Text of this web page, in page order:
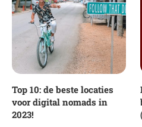
Top 10: de beste locaties
voor digital nomads in
2023!